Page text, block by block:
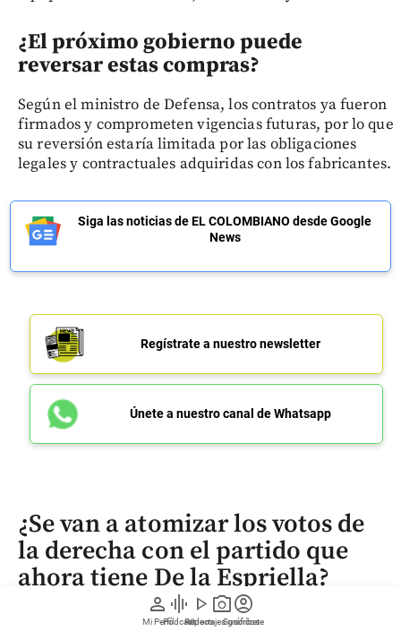
person
Mi Perfil
graphic_eq
Pódcast
play_arrow
Videos
photo_camera
Reportajes gráficos
account_circle
Suscríbete
¿El próximo gobierno puede
reversar estas compras?
Según el ministro de Defensa, los contratos ya fueron
firmados y comprometen vigencias futuras, por lo que
su reversión estaría limitada por las obligaciones
legales y contractuales adquiridas con los fabricantes.
Siga las noticias de EL COLOMBIANO desde Google
News
Regístrate a nuestro newsletter
Únete a nuestro canal de Whatsapp
¿Se van a atomizar los votos de
la derecha con el partido que
ahora tiene De la Espriella?